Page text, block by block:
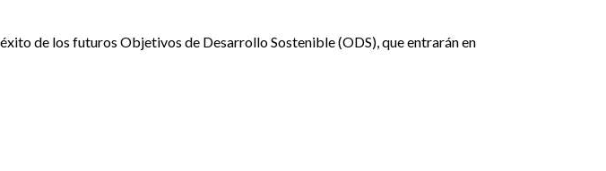
de los futuros Objetivos de Desarrollo Sostenible (ODS), que entrarán en